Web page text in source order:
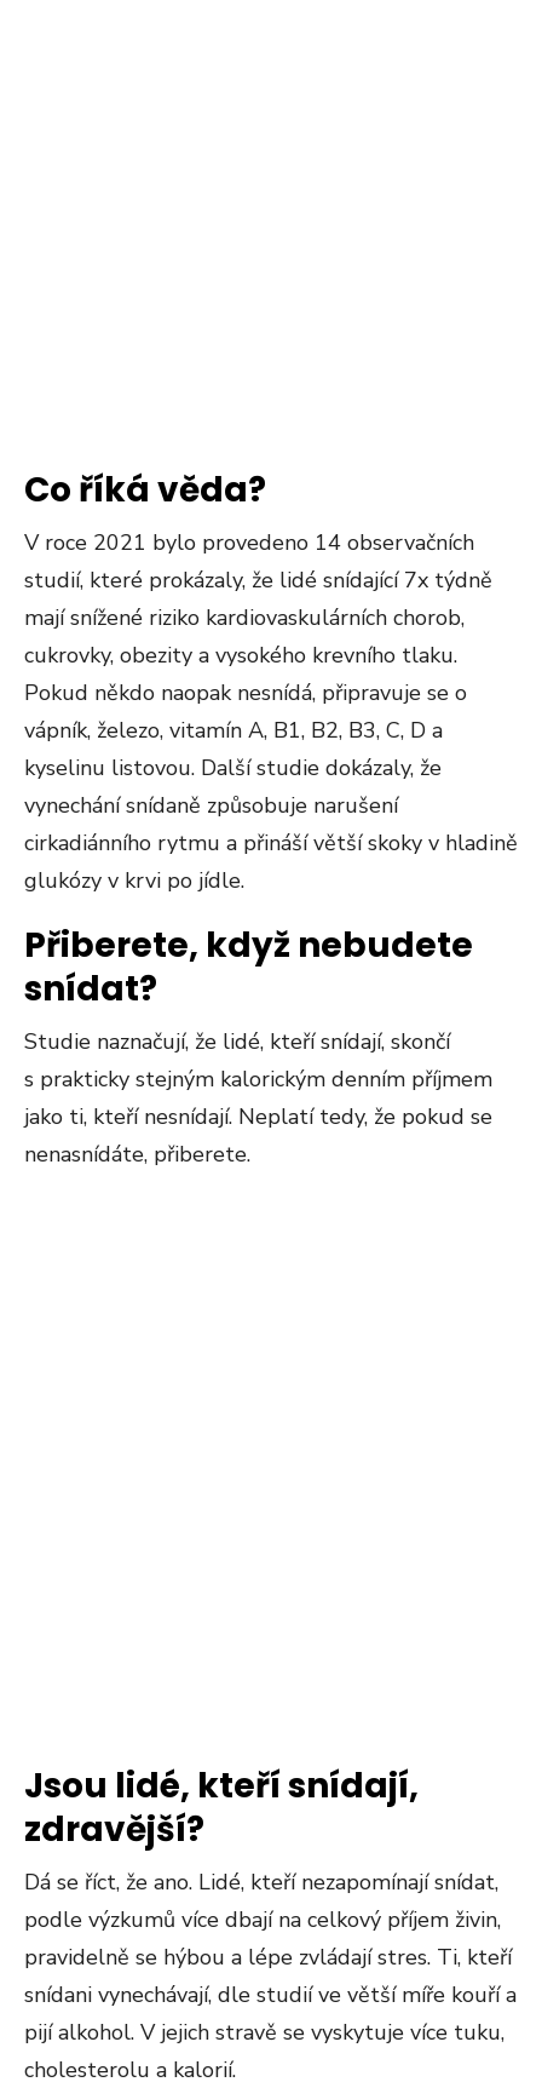
Co říká věda?
V roce 2021 bylo provedeno 14 observačních
studií, které prokázaly, že lidé snídající 7x týdně
mají snížené riziko kardiovaskulárních chorob,
cukrovky, obezity a vysokého krevního tlaku.
Pokud někdo naopak nesnídá, připravuje se o
vápník, železo, vitamín A, B1, B2, B3, C, D a
kyselinu listovou. Další studie dokázaly, že
vynechání snídaně způsobuje narušení
cirkadiánního rytmu a přináší větší skoky v hladině
glukózy v krvi po jídle.
Přiberete, když nebudete
snídat?
Studie naznačují, že lidé, kteří snídají, skončí
s prakticky stejným kalorickým denním příjmem
jako ti, kteří nesnídají. Neplatí tedy, že pokud se
nenasnídáte, přiberete.
Jsou lidé, kteří snídají,
zdravější?
Dá se říct, že ano. Lidé, kteří nezapomínají snídat,
podle výzkumů více dbají na celkový příjem živin,
pravidelně se hýbou a lépe zvládají stres. Ti, kteří
snídani vynechávají, dle studií ve větší míře kouří a
pijí alkohol. V jejich stravě se vyskytuje více tuku,
cholesterolu a kalorií.